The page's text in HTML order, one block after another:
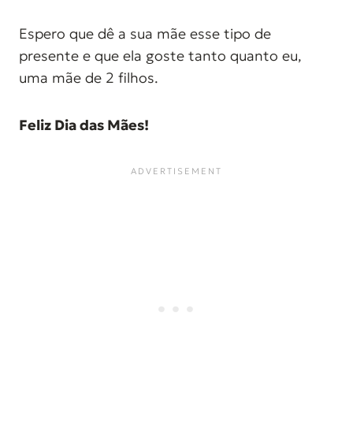
Espero que dê a sua mãe esse tipo de
presente e que ela goste tanto quanto eu,
uma mãe de 2 filhos.
Feliz Dia das Mães!